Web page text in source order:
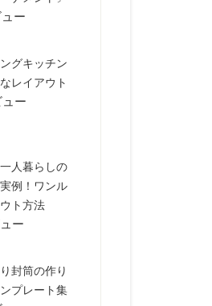
ー
グキッチン
レイアウト
ー
人暮らしの
例！ワンル
ト方法
ー
封筒の作り
プレート集